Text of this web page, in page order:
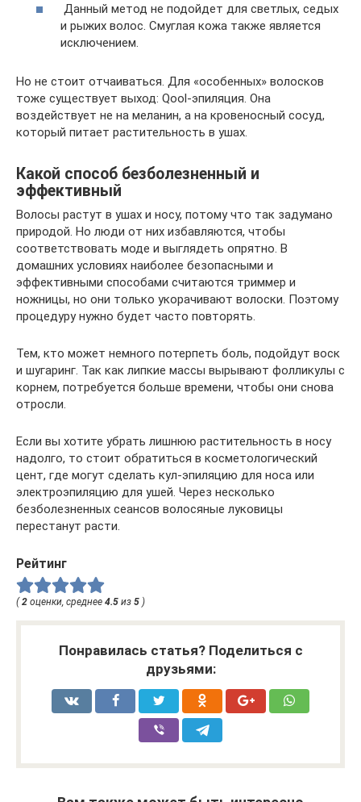
Данный метод не подойдет для светлых, седых
и рыжих волос. Смуглая кожа также является
исключением.
Но не стоит отчаиваться. Для «особенных» волосков
тоже существует выход: Qool-эпиляция. Она
воздействует не на меланин, а на кровеносный сосуд,
который питает растительность в ушах.
Какой способ безболезненный и
эффективный
Волосы растут в ушах и носу, потому что так задумано
природой. Но люди от них избавляются, чтобы
соответствовать моде и выглядеть опрятно. В
домашних условиях наиболее безопасными и
эффективными способами считаются триммер и
ножницы, но они только укорачивают волоски. Поэтому
процедуру нужно будет часто повторять.
Тем, кто может немного потерпеть боль, подойдут воск
и шугаринг. Так как липкие массы вырывают фолликулы с
корнем, потребуется больше времени, чтобы они снова
отросли.
Если вы хотите убрать лишнюю растительность в носу
надолго, то стоит обратиться в косметологический
цент, где могут сделать кул-эпиляцию для носа или
электроэпиляцию для ушей. Через несколько
безболезненных сеансов волосяные луковицы
перестанут расти.
Рейтинг
( 2 оценки, среднее 4.5 из 5 )
Понравилась статья? Поделиться с
друзьями: